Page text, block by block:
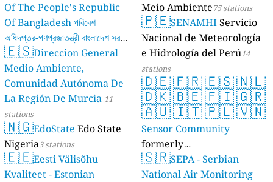
Of The People's Republic
Of Bangladesh পরিবেশ
অধিদপ্তর-গণপ্রজাতন্ত্রী বাংলাদেশ সরকার
17 stations
🇪🇸Direccion General
Medio Ambiente,
Comunidad Autónoma De
La Región De Murcia 11
stations
🇳🇬EdoState Edo State
Nigeria3 stations
🇪🇪Eesti Välisõhu
Kvaliteet - Estonian
Meio Ambiente75 stations
🇵🇪SENAMHIServicio
Nacional de Meteorología
e Hidrología del Perú14
stations
🇩🇪🇫🇷🇪🇸🇳🇱
🇩🇰🇧🇪🇫🇮🇬🇷
🇦🇺🇮🇹🇵🇱🇻🇳
Sensor Community
formerly
luftdaten.info35809 stations
🇸🇷SEPA - Serbian
National Air Monitoring